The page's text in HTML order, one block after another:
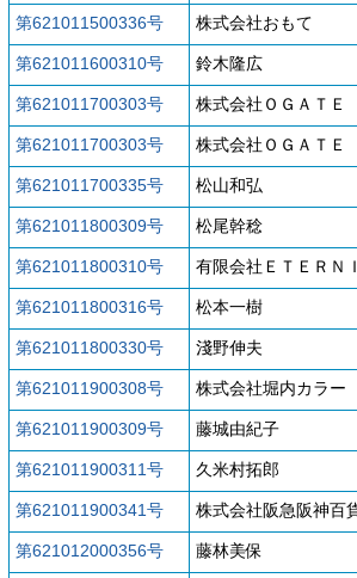
第621011500336号 株式会社おもて
第621011600310号 鈴木隆広
第621011700303号 株式会社ＯＧＡＴＥ
第621011700303号 株式会社ＯＧＡＴＥ
第621011700335号 松山和弘
第621011800309号 松尾幹稔
第621011800310号 有限会社ＥＴＥＲＮ
第621011800316号 松本一樹
第621011800330号 淺野伸夫
第621011900308号 株式会社堀内カラー
第621011900309号 藤城由紀子
第621011900311号 久米村拓郎
第621011900341号 株式会社阪急阪神百
第621012000356号 藤林美保